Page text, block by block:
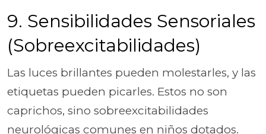
9. Sensibilidades Sensoriales
(Sobreexcitabilidades)
Las luces brillantes pueden molestarles, y las
etiquetas pueden picarles. Estos no son
caprichos, sino sobreexcitabilidades
neurológicas comunes en niños dotados.